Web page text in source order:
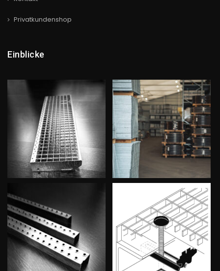
Privatkundenshop
Einblicke